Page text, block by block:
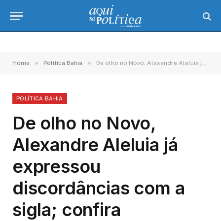
Home » Política Bahia » De olho no Novo, Alexandre Aleluia já expressou discordâncias com a sigla; confira
POLÍTICA BAHIA
De olho no Novo,
Alexandre Aleluia já
expressou
discordâncias com a
sigla; confira